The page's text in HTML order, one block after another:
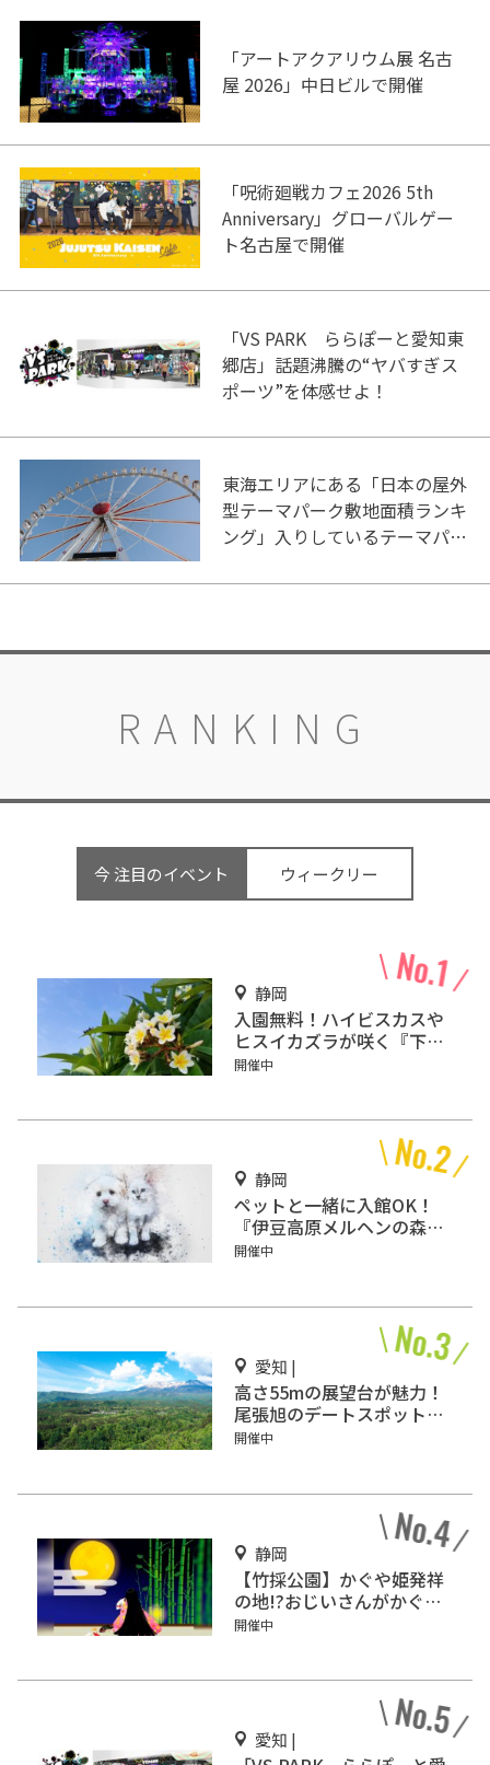
「アートアクアリウム展 名古
屋 2026」中日ビルで開催
「呪術廻戦カフェ2026 5th
Anniversary」グローバルゲー
ト名古屋で開催
「VS PARK ららぽーと愛知東
郷店」話題沸騰の“ヤバすぎス
ポーツ”を体感せよ！
東海エリアにある「日本の屋外
型テーマパーク敷地面積ランキ
ング」入りしているテーマパー
RANKING
今 注目のイベント ウィークリー
静岡
入園無料！ハイビスカスや
ヒスイカズラが咲く『下賀
茂熱帯植物園』で南国気分
開催中
静岡
ペットと一緒に入館OK！
『伊豆高原メルヘンの森美
術館』をご紹介
開催中
愛知 |
高さ55mの展望台が魅力！
尾張旭のデートスポット
「スカイワードあさひ」
開催中
静岡
【竹採公園】かぐや姫発祥
の地!?おじいさんがかぐや
姫を見つけた場所を見に行
開催中
愛知 |